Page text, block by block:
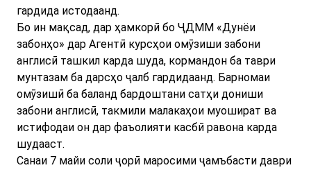
гардида истодаанд.
Бо ин мақсад, дар ҳамкорӣ бо ҶДММ «Дунёи
забонҳо» дар Агентӣ курсҳои омӯзиши забони
англисӣ ташкил карда шуда, кормандон ба таври
мунтазам ба дарсҳо ҷалб гардидаанд. Барномаи
омӯзишӣ ба баланд бардоштани сатҳи дониши
забони англисӣ, такмили малакаҳои муошират ва
истифодаи он дар фаъолияти касбӣ равона карда
шудааст.
Санаи 7 майи соли ҷорӣ маросими ҷамъбасти даври